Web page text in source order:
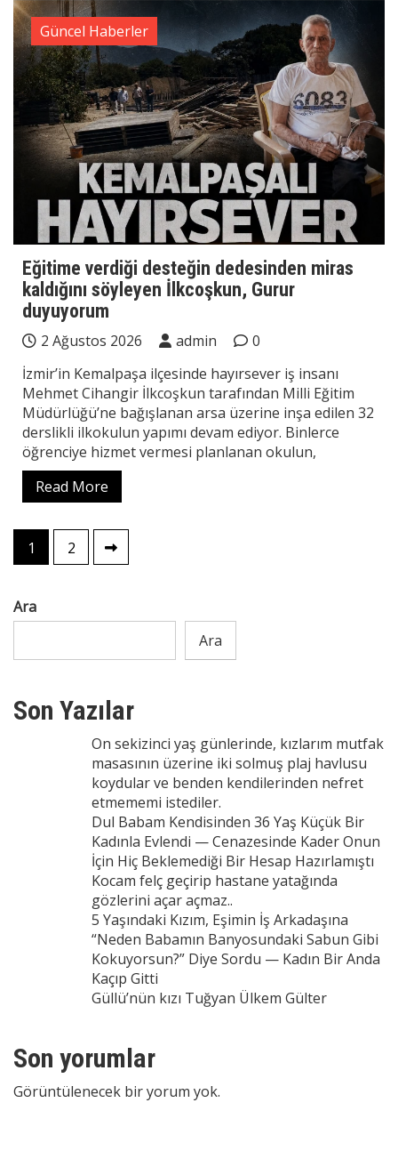
Güncel Haberler
Eğitime verdiği desteğin dedesinden miras
kaldığını söyleyen İlkcoşkun, Gurur
duyuyorum
2 Ağustos 2026 admin
0
İzmir’in Kemalpaşa ilçesinde hayırsever iş insanı
Mehmet Cihangir İlkcoşkun tarafından Milli Eğitim
Müdürlüğü’ne bağışlanan arsa üzerine inşa edilen 32
derslikli ilkokulun yapımı devam ediyor. Binlerce
öğrenciye hizmet vermesi planlanan okulun,
Read More
Yazı
sayfalaması
1 2
Ara
Ara
Son Yazılar
On sekizinci yaş günlerinde, kızlarım mutfak
masasının üzerine iki solmuş plaj havlusu
koydular ve benden kendilerinden nefret
etmememi istediler.
Dul Babam Kendisinden 36 Yaş Küçük Bir
Kadınla Evlendi — Cenazesinde Kader Onun
İçin Hiç Beklemediği Bir Hesap Hazırlamıştı
Kocam felç geçirip hastane yatağında
gözlerini açar açmaz..
5 Yaşındaki Kızım, Eşimin İş Arkadaşına
“Neden Babamın Banyosundaki Sabun Gibi
Kokuyorsun?” Diye Sordu — Kadın Bir Anda
Kaçıp Gitti
Güllü’nün kızı Tuğyan Ülkem Gülter
Son yorumlar
Görüntülenecek bir yorum yok.